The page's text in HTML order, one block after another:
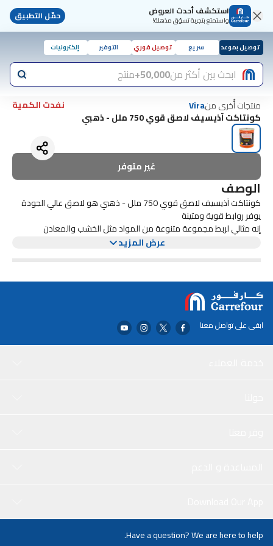
استكشف أحدث العروض
واستمتع بتجربة تسوّق مذهلة! حمّل التطبيق
توصيل بموعد سريع توصيل فوري التوفير إلكترونيات
ابحث بين أكثر من50,000+ منتج
منتجات أُخرى منVira
نفدت الكمية
كونتاكت آذيسيف لاصق قوي 750 ملل - ذهبي
غير متوفر
الوصف
كونتاكت آذيسيف لاصق قوي 750 ملل - ذهبي هو لاصق عالي الجودة
يوفر روابط قوية ومتينة
إنه مثالي لربط مجموعة متنوعة من المواد مثل الخشب والمعادن
والبلاستيك والمزيد. هذا اللاصق سهل الإستخدام ويجف بسرعة، مما يجعله
بحاجة إلى إصلاح الأثاث، أو إنشاء الحرف اليدوية، أو معالجة أي إحتياجات
الخيار الأمثل.
عرض المزيد
ابقى على تواصل معنا
Have a question? We are here to help.